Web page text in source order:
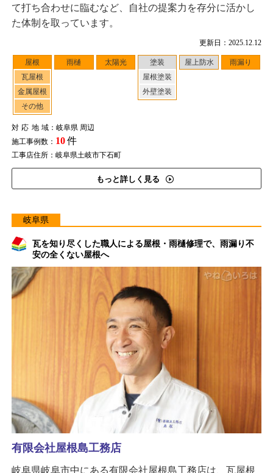
更新日：2025.12.12
屋根
瓦屋根
金属屋根
その他
雨樋 太陽光
塗装
屋根塗装
外壁塗装
屋上防水 雨漏り
対応地域：岐阜県 周辺
施工事例数： 10件
工事店住所：岐阜県土岐市下石町
もっと詳しく見る
て打ち合わせに臨むなど、自社の提案力を存分に活かし
た体制を取っています。
岐阜県
瓦を知り尽くした職人による屋根・雨樋修理で、雨漏り不
安の全くない屋根へ
有限会社屋根島工務店
岐阜県岐阜市中にある有限会社屋根島工務店は、瓦屋根